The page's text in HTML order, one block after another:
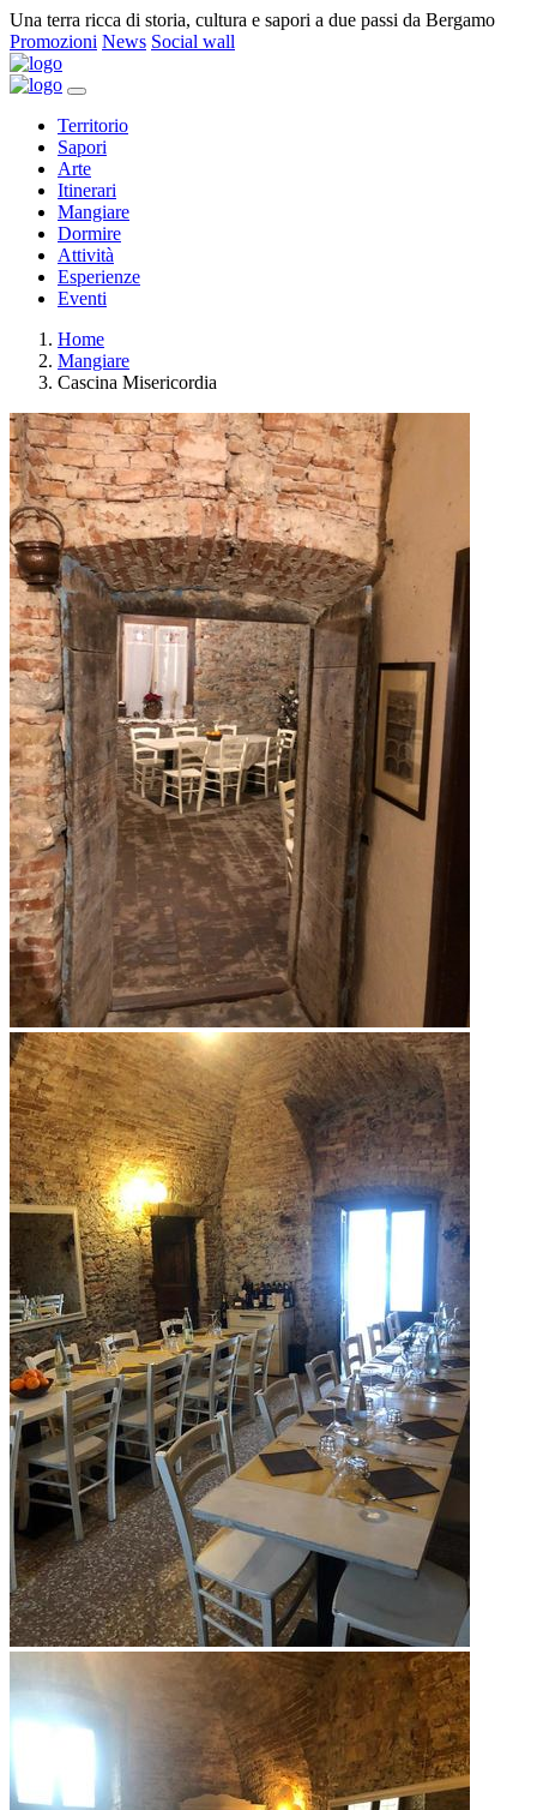
Una terra ricca di storia, cultura e sapori a due passi da Bergamo
Promozioni News Social wall
Territorio
Sapori
Arte
Itinerari
Mangiare
Dormire
Attività
Esperienze
Eventi
Home
Mangiare
Cascina Misericordia